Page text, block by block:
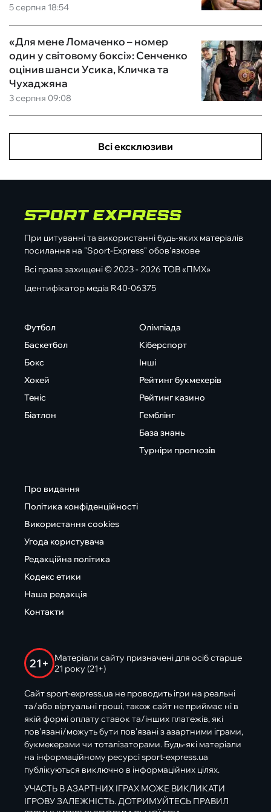
5 серпня 18:54
3 серпня 09:08
«Для мене Ломаченко – номер
один у світовому боксі»: Сенченко
оцінив шанси Усика, Кличка та
Чухаджяна
Всі ексклюзиви
При цитуванні та використанні будь-яких матеріалів
посилання на "Sport-Express" обов'язкове
Всі права захищені © 2023 - 2026 ТОВ «ПМХ»
Ідентифікатор медіа R40-06375
Футбол
Баскетбол
Бокс
Хокей
Теніс
Біатлон
Олімпіада
Кіберспорт
Інші
Рейтинг букмекерів
Рейтинг казино
Гемблінг
База знань
Турніри прогнозів
Про видання
Політика конфіденційності
Використання cookies
Угода користувача
Редакційна політика
Кодекс етики
Наша редакція
Контакти
21+
Матеріали сайту призначені для осіб старше
21 року (21+)
Сайт sport-express.ua не проводить ігри на реальні
та/або віртуальні гроші, також сайт не приймає ні в
якій формі оплату ставок та/інших платежів, які
пов’язані/можуть бути пов’язані з азартними іграми,
букмекерами чи тоталізаторами. Будь-які матеріали
на інформаційному ресурсі sport-express.ua
публікуються виключно в інформаційних цілях.
УЧАСТЬ В АЗАРТНИХ ІГРАХ МОЖЕ ВИКЛИКАТИ
ІГРОВУ ЗАЛЕЖНІСТЬ. ДОТРИМУЙТЕСЬ ПРАВИЛ